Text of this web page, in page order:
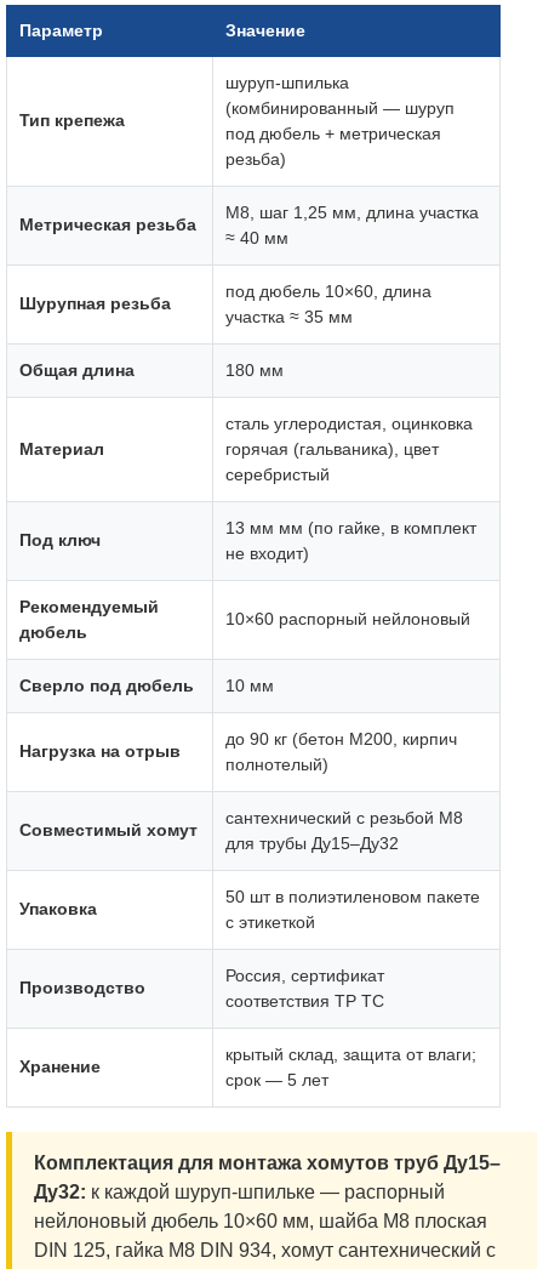
Параметр Значение
Тип крепежа
шуруп-шпилька
(комбинированный — шуруп
под дюбель + метрическая
резьба)
Метрическая резьба
М8, шаг 1,25 мм, длина участка
≈ 40 мм
Шурупная резьба
под дюбель 10×60, длина
участка ≈ 35 мм
Общая длина 180 мм
Материал
сталь углеродистая, оцинковка
горячая (гальваника), цвет
серебристый
Под ключ
13 мм мм (по гайке, в комплект
не входит)
Рекомендуемый
дюбель
10×60 распорный нейлоновый
Сверло под дюбель 10 мм
Нагрузка на отрыв
до 90 кг (бетон М200, кирпич
полнотелый)
Совместимый хомут
сантехнический с резьбой М8
для трубы Ду15–Ду32
Упаковка
50 шт в полиэтиленовом пакете
с этикеткой
Производство
Россия, сертификат
соответствия ТР ТС
Хранение
крытый склад, защита от влаги;
срок — 5 лет
Комплектация для монтажа хомутов труб Ду15–
Ду32: к каждой шуруп-шпильке — распорный
нейлоновый дюбель 10×60 мм, шайба М8 плоская
DIN 125, гайка М8 DIN 934, хомут сантехнический с